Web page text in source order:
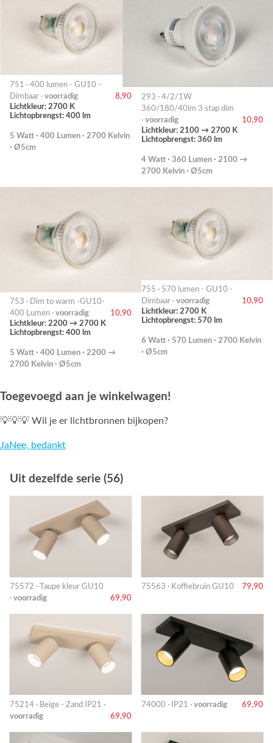
751 · 400 lumen - GU10 -
Dimbaar · voorradig
8,90
Lichtkleur: 2700 K
Lichtopbrengst: 400 lm
5 Watt · 400 Lumen · 2700 Kelvin
· Ø5cm
293 · 4/2/1W
360/180/40lm 3 stap dim
· voorradig
10,90
Lichtkleur: 2100 → 2700 K
Lichtopbrengst: 360 lm
4 Watt · 360 Lumen · 2100 →
2700 Kelvin · Ø5cm
753 · Dim to warm -GU10-
400 Lumen · voorradig
10,90
Lichtkleur: 2200 → 2700 K
Lichtopbrengst: 400 lm
5 Watt · 400 Lumen · 2200 →
2700 Kelvin · Ø5cm
755 · 570 lumen - GU10 -
Dimbaar · voorradig
10,90
Lichtkleur: 2700 K
Lichtopbrengst: 570 lm
6 Watt · 570 Lumen · 2700 Kelvin
· Ø5cm
Toegevoegd aan je winkelwagen!
💡💡💡 Wil je er lichtbronnen bijkopen?
JaNee, bedankt
Uit dezelfde serie (56)
75572 · Taupe kleur GU10
· voorradig 69,90
75563 · Koffiebruin GU10 79,90
75214 · Beige - Zand IP21 ·
voorradig
69,90
74000 · IP21 · voorradig 69,90